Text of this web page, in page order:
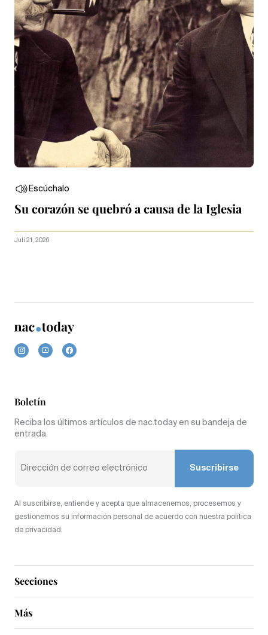
Escúchalo
Su corazón se quebró a causa de la Iglesia
Juli 21, 2026
Secciones
Más
Boletín
Reciba los últimos artículos de nac.today en su bandeja de
entrada.
Suscribirse
Al suscribirse, entiende y acepta que almacenemos, procesemos y
gestionemos su información personal de acuerdo con nuestra política
de privacidad.